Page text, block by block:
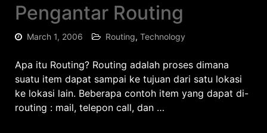
Pengantar Routing
March 1, 2006 Routing, Technology
Apa itu Routing? Routing adalah proses dimana
suatu item dapat sampai ke tujuan dari satu lokasi
ke lokasi lain. Beberapa contoh item yang dapat di-
routing : mail, telepon call, dan …